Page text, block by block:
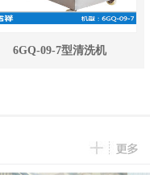
6GQ-09-7型清洗机